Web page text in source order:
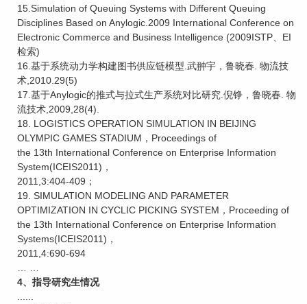
15.Simulation of Queuing Systems with Different Queuing
Disciplines Based on Anylogic.2009 International Conference on
Electronic Commerce and Business Intelligence (2009ISTP、EI
检索)
16.基于系统动力学构建图书供应链模型.武翀宇，鲁晓春. 物流技
术,2010.29(5)
17.基于Anylogic的推式与拉式生产系统对比研究.倪铮，鲁晓春. 物
流技术,2009,28(4).
18. LOGISTICS OPERATION SIMULATION IN BEIJING
OLYMPIC GAMES STADIUM，Proceedings of
the 13th International Conference on Enterprise Information
System(ICEIS2011)，
2011,3:404-409；
19. SIMULATION MODELING AND PARAMETER
OPTIMIZATION IN CYCLIC PICKING SYSTEM，Proceeding of
the 13th International Conference on Enterprise Information
Systems(ICEIS2011)，
2011,4:690-694
4、指导研究生情况